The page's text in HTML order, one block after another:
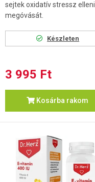
sejtek oxidatív stressz elleni
megóvását.
Készleten
3 995 Ft
Kosárba rakom